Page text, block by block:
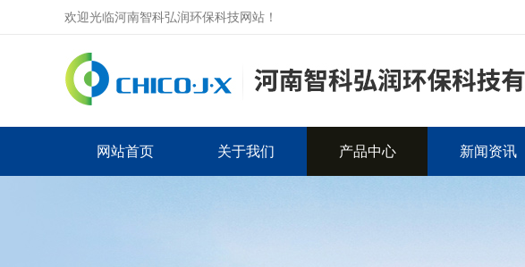
欢迎光临河南智科弘润环保科技网站！
网站首页 关于我们 产品中心 新闻资讯